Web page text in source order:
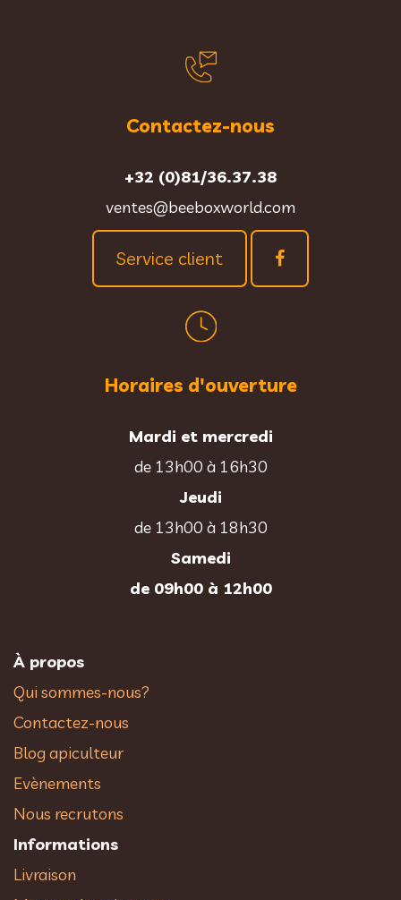
Contactez-nous
+32 (0)81/36.37.38
ventes@beeboxworld.com
Service client
Horaires d'ouverture
Mardi et mercredi
de 13h00 à 16h30
Jeudi
de 13h00 à 18h30
Samedi
de 09h00 à 12h00
À propos
Qui sommes-nous?
Contactez-nous
Blog apiculteur
Evènements
Nous recrutons
Informations
Livraison